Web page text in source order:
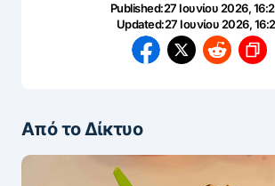
Published:27 Ιουνίου 2026,
Updated:27 Ιουνίου 2026,
Από το Δίκτυο